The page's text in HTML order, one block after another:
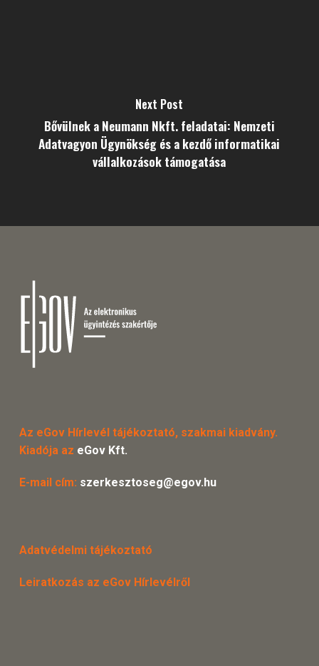
Next Post
Bővülnek a Neumann Nkft. feladatai: Nemzeti
Adatvagyon Ügynökség és a kezdő informatikai
vállalkozások támogatása
Az eGov Hírlevél tájékoztató, szakmai kiadvány.
Kiadója az eGov Kft.
E-mail cím: szerkesztoseg@egov.hu
Adatvédelmi tájékoztató
Leiratkozás az eGov Hírlevélről